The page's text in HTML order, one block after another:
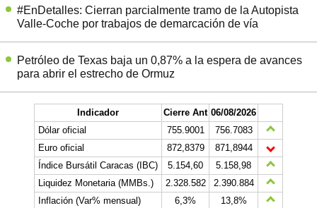
#EnDetalles: Cierran parcialmente tramo de la Autopista
Valle-Coche por trabajos de demarcación de vía
Petróleo de Texas baja un 0,87% a la espera de avances
para abrir el estrecho de Ormuz
Indicador Cierre Ant 06/08/2026
Dólar oficial
755.9001
756.7083
Euro oficial
872,8379
871,8944
Índice Bursátil Caracas (IBC)
5.154,60
5.158,98
Liquidez Monetaria (MMBs.)
2.328.582
2.390.884
Inflación (Var% mensual)
6,3%
13,8%